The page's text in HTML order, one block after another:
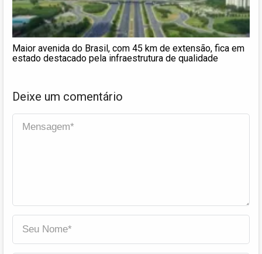
Maior avenida do Brasil, com 45 km de extensão, fica em
estado destacado pela infraestrutura de qualidade
Deixe um comentário